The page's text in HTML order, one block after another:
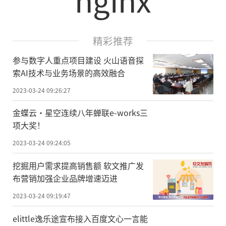
精彩推荐
参与数字人重点项目建设 火山语音探
索AI技术与业务场景的高效融合
2023-03-24 09:26:27
金蝶云·星空连续八年蝉联e-works三
项大奖！
2023-03-24 09:24:05
挖掘用户需求提高销售额 软文推广发
布营销加强企业品牌增速迈进
2023-03-24 09:19:47
elittle逸乐途宣布接入百度文心一言能